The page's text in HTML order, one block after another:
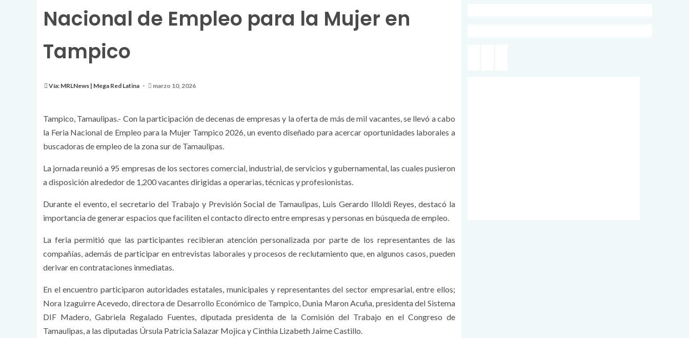
Nacional de Empleo para la Mujer en
Tampico
Vía: MRLNews | Mega Red Latina marzo 10, 2026
Tampico, Tamaulipas.- Con la participación de decenas de empresas y la oferta de más de mil vacantes, se llevó a cabo
la Feria Nacional de Empleo para la Mujer Tampico 2026, un evento diseñado para acercar oportunidades laborales a
buscadoras de empleo de la zona sur de Tamaulipas.
La jornada reunió a 95 empresas de los sectores comercial, industrial, de servicios y gubernamental, las cuales pusieron
a disposición alrededor de 1,200 vacantes dirigidas a operarias, técnicas y profesionistas.
Durante el evento, el secretario del Trabajo y Previsión Social de Tamaulipas, Luis Gerardo Illoldi Reyes, destacó la
importancia de generar espacios que faciliten el contacto directo entre empresas y personas en búsqueda de empleo.
La feria permitió que las participantes recibieran atención personalizada por parte de los representantes de las
compañías, además de participar en entrevistas laborales y procesos de reclutamiento que, en algunos casos, pueden
derivar en contrataciones inmediatas.
En el encuentro participaron autoridades estatales, municipales y representantes del sector empresarial, entre ellos;
Nora Izaguirre Acevedo, directora de Desarrollo Económico de Tampico, Dunia Maron Acuña, presidenta del Sistema
DIF Madero, Gabriela Regalado Fuentes, diputada presidenta de la Comisión del Trabajo en el Congreso de
Tamaulipas, a las diputadas Úrsula Patricia Salazar Mojica y Cinthia Lizabeth Jaime Castillo.